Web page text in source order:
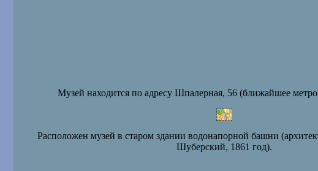
Музей находится по адресу Шпалерная, 56 (ближайшее
Расположен музей в старом здании водонапорной башни
Шуберский, 1861 год).